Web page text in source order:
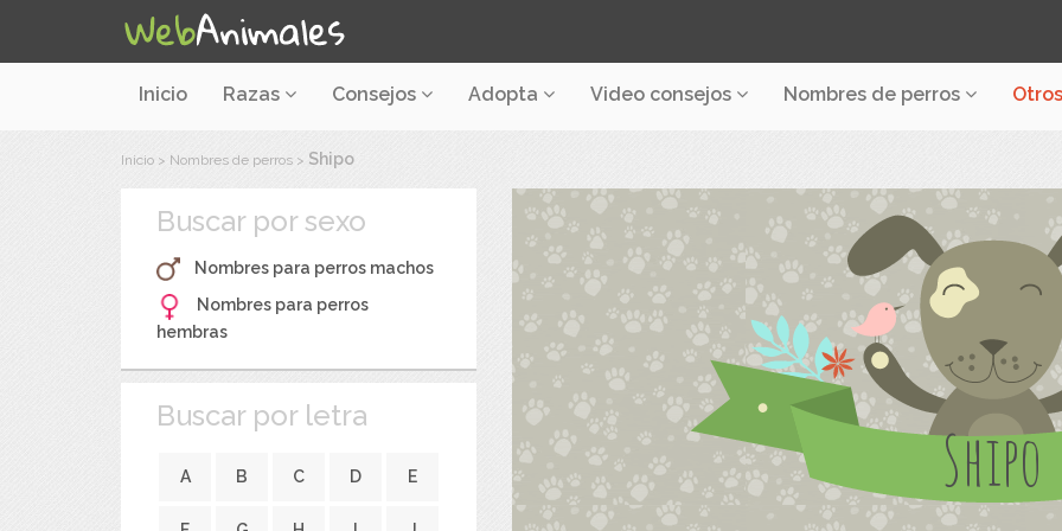
Inicio Razas Consejos Adopta Video consejos Nombres de perros
Inicio > Nombres de perros > Shipo
Buscar por sexo
Nombres para perros machos
Nombres para perros
hembras
Buscar por letra
A B C D E Shipo